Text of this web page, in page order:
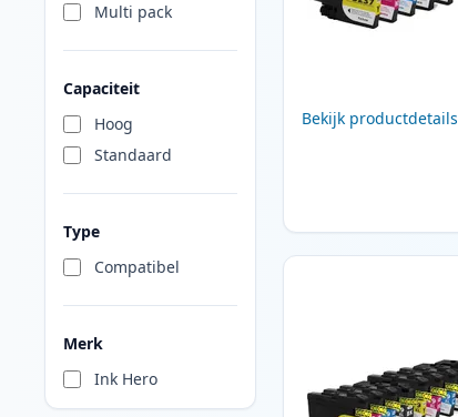
Multi pack
Capaciteit
Hoog
Standaard
Type
Compatibel
Merk
Ink Hero
Bekijk productdetails